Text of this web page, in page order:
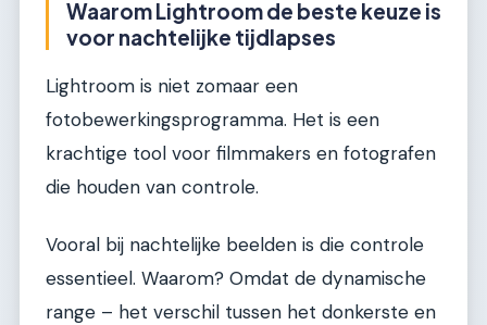
Waarom Lightroom de beste keuze is
voor nachtelijke tijdlapses
Lightroom is niet zomaar een
fotobewerkingsprogramma. Het is een
krachtige tool voor filmmakers en fotografen
die houden van controle.
Vooral bij nachtelijke beelden is die controle
essentieel. Waarom? Omdat de dynamische
range – het verschil tussen het donkerste en